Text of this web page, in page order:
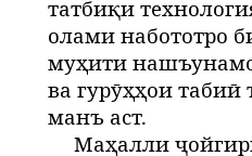
татбиқи
олами набототро
муҳити
ва гурӯҳҳои
манъ аст.
Маҳалли